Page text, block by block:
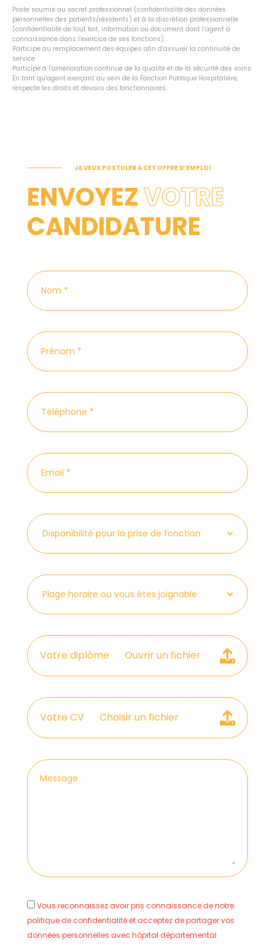
Poste soumis au secret professionnel (confidentialité des données
personnelles des patients/résidents) et à la discrétion professionnelle
(confidentialité de tout fait, information ou document dont l’agent a
connaissance dans l’exercice de ses fonctions).
Participe au remplacement des équipes afin d’assurer la continuité de
service
Participe à l’amélioration continue de la qualité et de la sécurité des soins
En tant qu’agent exerçant au sein de la Fonction Publique Hospitalière,
respecte les droits et devoirs des fonctionnaires.
JE VEUX POSTULER A CET OFFRE D’EMPLOI
ENVOYEZVOTRE
CANDIDATURE
Votre diplôme Ouvrir un fichier
Votre CV Choisir un fichier
Vous reconnaissez avoir pris connaissance de notre
politique de confidentialité et acceptez de partager vos
données personnelles avec hôpital départemental